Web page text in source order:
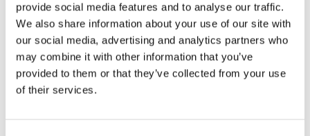
provide social media features and to analyse our traffic.
We also share information about your use of our site with
our social media, advertising and analytics partners who
may combine it with other information that you’ve
provided to them or that they’ve collected from your use
of their services.
Przekładnia kierownicza ze
wspomaganiem hydraulicznym
VW Polo 02-09, Skoda Fabia I
Przekładnia kierownicza ze
wspomaganiem hydraulicznym